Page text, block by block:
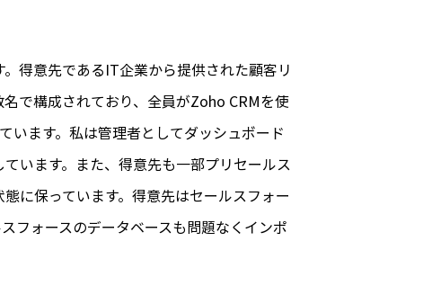
得意先であるIT企業から提供された顧客リ
で構成されており、全員がZoho CRMを使
います。私は管理者としてダッシュボード
います。また、得意先も一部プリセールス
に保っています。得意先はセールスフォー
フォースのデータベースも問題なくインポ